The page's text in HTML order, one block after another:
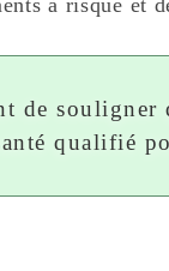
à risque et
de
qualifié